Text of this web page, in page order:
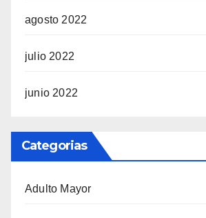
agosto 2022
julio 2022
junio 2022
Categorias
Adulto Mayor